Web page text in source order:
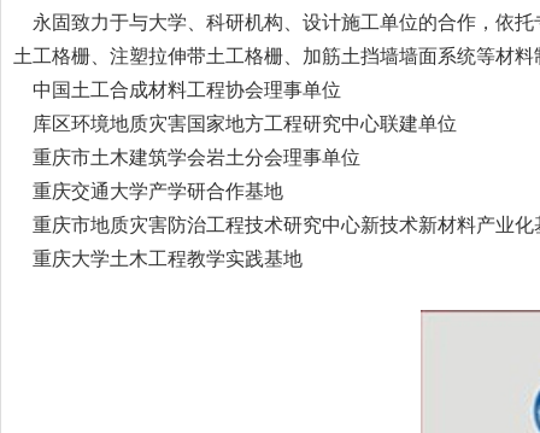
永固致力于与大学、科研机构、设计施工单位的合作，依
土工格栅、注塑拉伸带土工格栅、加筋土挡墙墙面系统等材
中国土工合成材料工程协会理事单位
库区环境地质灾害国家地方工程研究中心联建单位
重庆市土木建筑学会岩土分会理事单位
重庆交通大学产学研合作基地
重庆市地质灾害防治工程技术研究中心新技术新材料产业化
重庆大学土木工程教学实践基地